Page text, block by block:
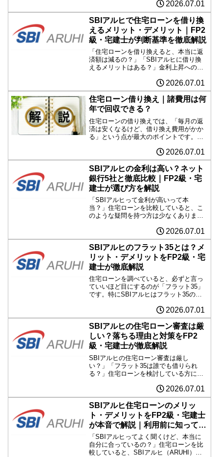
「保障が手厚い方がいい？」など、疑問
を持つ方も多いのではないでしょうか。
HOMEくんHOMEくん...
2026.07.01
SBIアルヒで住宅ローンを借り換
えるメリット・デメリット｜FP2
級・宅建士が判断基準を徹底解説
「住宅ローンを借り換えると、本当に返
済額は減るの？」「SBIアルヒに借り換
えるメリットはある？」金利上昇への関
が増えています。住宅ローンは数千万円
単位の借入になるため、わずかな金利差
でも、総返済額では数十...
2026.07.01
住宅ローン借り換え｜諸費用は何
年で回収できる？
住宅ローンの借り換えでは、「毎月の返
済は安くなるけど、借り換え費用がかか
る」という点が最大のポイントです。つ
きるかを知ることが非常に重要になりま
す。シミュレーション条件 借入残高：
3,000万円 残り返済...
2026.07.01
SBIアルヒの金利は高い？ネット
銀行5社と徹底比較｜FP2級・宅
建士が選び方を解説
「SBIアルヒって金利が高いって本
当？」住宅ローンを比較していると、こ
のような疑問を持つ方は少なくありませ
を見ると、SBIアルヒ（フラット35）は
高く見えることがあります。しかし、住
宅ローンは「金利の数字...
2026.07.01
SBIアルヒのフラット35とは？メ
リット・デメリットをFP2級・宅
建士が徹底解説
住宅ローンを調べていると、必ずと言っ
ていいほど目にするのが「フラット35」
です。特にSBIアルヒはフラット35の取
「気になっている」という方も多いでし
ょう。しかし、 「フラット35って普通の
住宅ローンと何が...
2026.07.01
SBIアルヒの住宅ローン審査は厳
しい？落ちる理由と対策をFP2
級・宅建士が徹底解説
SBIアルヒの住宅ローン審査は厳し
い？」「フラット35は誰でも借りられ
る？」住宅ローンを検討している方にと
しょうか。実際には、 「審査に通った」
「思ったよりスムーズだった」という声
もあれば、 「審査に落...
2026.07.01
SBIアルヒ住宅ローンのメリッ
ト・デメリットをFP2級・宅建士
が本音で解説｜利用前に知ってお
きたい注意点
「SBIアルヒってよく聞くけど、本当に
自分に合っているの？」住宅ローンを比
較していると、SBIアルヒ（ARUHI）は